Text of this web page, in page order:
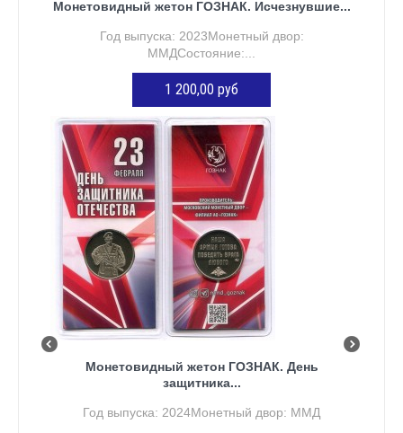
Монетовидный жетон ГОЗНАК. Исчезнувшие...
Год выпуска: 2023Монетный двор:
ММДСостояние:...
1 200,00 руб
ДОБАВИТЬ В КОРЗИНУ
Монетовидный жетон ГОЗНАК. День
защитника...
Год выпуска: 2024Монетный двор: ММД